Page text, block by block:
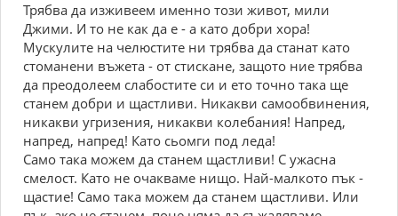
Трябва да изживеем именно този живот, мили
Джими. И то не как да е - а като добри хора!
Мускулите на челюстите ни трябва да станат като
стоманени въжета - от стискане, защото ние трябва
да преодолеем слабостите си и ето точно така ще
станем добри и щастливи. Никакви самообвинения,
никакви угризения, никакви колебания! Напред,
напред, напред! Като сьомги под леда!
Само така можем да станем щастливи! С ужасна
смелост. Като не очакваме нищо. Най-малкото пък -
щастие! Само така можем да станем щастливи. Или